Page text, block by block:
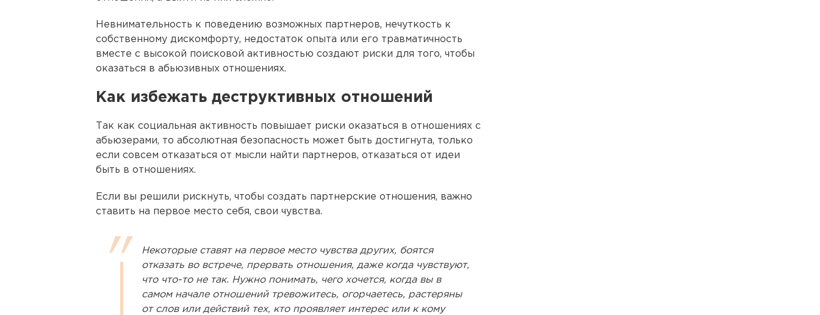
Невнимательность к поведению возможных партнеров, нечуткость к
собственному дискомфорту, недостаток опыта или его травматичность
вместе с высокой поисковой активностью создают риски для того, чтобы
оказаться в абьюзивных отношениях.
Как избежать деструктивных отношений
Так как социальная активность повышает риски оказаться в отношениях с
абьюзерами, то абсолютная безопасность может быть достигнута, только
если совсем отказаться от мысли найти партнеров, отказаться от идеи
быть в отношениях.
Если вы решили рискнуть, чтобы создать партнерские отношения, важно
ставить на первое место себя, свои чувства.
Некоторые ставят на первое место чувства других, боятся
отказать во встрече, прервать отношения, даже когда чувствуют,
что что-то не так. Нужно понимать, чего хочется, когда вы в
самом начале отношений тревожитесь, огорчаетесь, растеряны
от слов или действий тех, кто проявляет интерес или к кому